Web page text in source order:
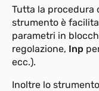
Tutta la procedura
strumento è
parametri in
regolazione, Inp
ecc.).
Inoltre lo